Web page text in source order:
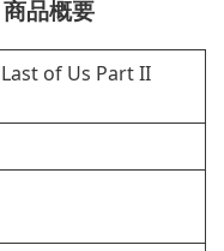
品概要
of Us Part II